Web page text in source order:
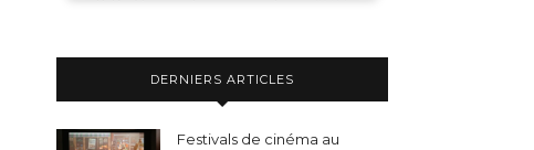
DERNIERS ARTICLES
Festivals de cinéma au